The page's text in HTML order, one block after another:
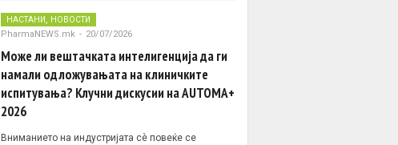
НАСТАНИ , НОВОСТИ
PharmaNEWS.mk - 20/07/2026
Може ли вештачката интелигенција да ги
намали одложувањата на клиничките
испитувања? Клучни дискусии на AUTOMA+
2026
Вниманието на индустријата сè повеќе се